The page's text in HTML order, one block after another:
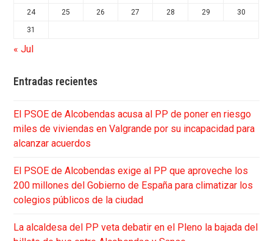
24 25 26 27 28 29 30
31
« Jul
Entradas recientes
El PSOE de Alcobendas acusa al PP de poner en riesgo
miles de viviendas en Valgrande por su incapacidad para
alcanzar acuerdos
El PSOE de Alcobendas exige al PP que aproveche los
200 millones del Gobierno de España para climatizar los
colegios públicos de la ciudad
La alcaldesa del PP veta debatir en el Pleno la bajada del